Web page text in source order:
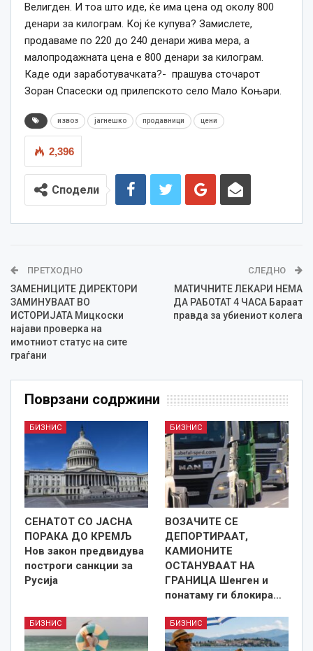
Велигден. И тоа што иде, ќе има цена од околу 800
денари за килограм. Кој ќе купува? Замислете,
продаваме по 220 до 240 денари жива мера, а
малопродажната цена е 800 денари за килограм.
Каде оди заработувачката?- прашува сточарот
Зоран Спасески од прилепското село Мало Коњари.
извоз јагнешко продавници цени
2,396
Сподели
ПРЕТХОДНО
ЗАМЕНИЦИТЕ ДИРЕКТОРИ
ЗАМИНУВААТ ВО
ИСТОРИЈАТА Мицкоски
најави проверка на
имотниот статус на сите
граѓани
СЛЕДНО
МАТИЧНИТЕ ЛЕКАРИ НЕМА
ДА РАБОТАТ 4 ЧАСА Бараат
правда за убиениот колега
Поврзани содржини
БИЗНИС
СЕНАТОТ СО ЈАСНА
ПОРАКА ДО КРЕМЉ
Нов закон предвидува
построги санкции за
Русија
БИЗНИС
ВОЗАЧИТЕ СЕ
ДЕПОРТИРААТ,
КАМИОНИТЕ
ОСТАНУВААТ НА
ГРАНИЦА Шенген и
понатаму ги блокира…
БИЗНИС БИЗНИС